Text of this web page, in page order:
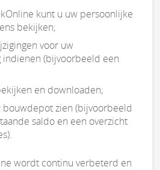
kunt u uw persoonlijke
bekijken;
voor uw
indienen (bijvoorbeeld een
en downloaden;
bouwdepot zien (bijvoorbeeld
saldo en een overzicht
wordt continu verbeterd en